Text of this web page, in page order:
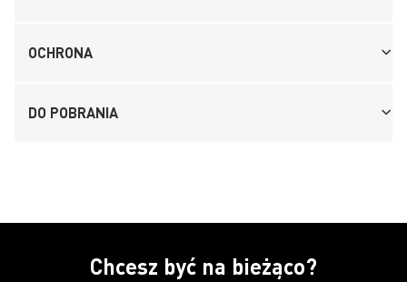
OCHRONA
DO POBRANIA
Chcesz być na bieżąco?